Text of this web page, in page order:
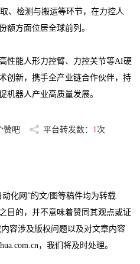
、检测与搬运等环节，在力控人
额方面位居全球前列。
能人形力控臂、力控关节等AI硬
创新，携手全产业链合作伙伴，持
机器人产业高质量发展。
赞吧 平台转发数： 1 次
化网”的文/图等稿件均为转载
目的，并不意味着赞同其观点或证
容涉及版权问题以及对文章内容
，我们将及时处理。